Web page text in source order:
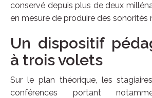
conservé depuis plus de deux
en mesure de produire des sonorités
Un dispositif
à trois volets
Sur le plan théorique, les
conférences portant